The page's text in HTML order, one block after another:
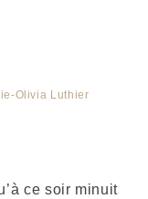
Olivia Luthier
ce soir minuit